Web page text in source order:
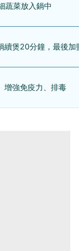
蔬菜放入鍋中
續煲20分鐘，最後加
增強免疫力、排毒